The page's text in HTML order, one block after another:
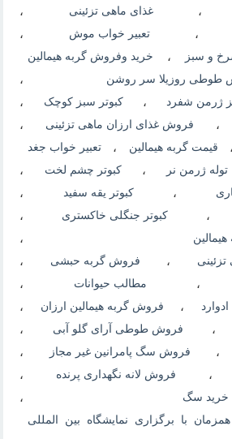
، غذای ماهی تزئینی ،
، تعبیر خواب موش ،
و سبز ، خرید وفروش گربه هیمالین
طوطی روزیلا سر روشن ،
ژرمن شفرد ، کبوتر سبز کوچک ،
، فروش غذای ارزان ماهی تزئینی ،
، قیمت گربه هیمالین ، تعبیر خواب جغد
توله ژرمن نر ، کبوتر چشم لخت ،
، کبوتر یقه سفید ،
، کبوتر جنگلی خاکستری ،
،
، فروش گربه حبشی ،
، مطالب حیوانات ،
، فروش گربه هیمالین ارزان ،
، فروش طوطی آرای گلو آبی ،
، فروش سگ پامرانین غیر مجاز ،
، فروش لانه نگهداری پرنده ،
سگ ،
همزمان با برگزاری نمایشگاه بین المللی